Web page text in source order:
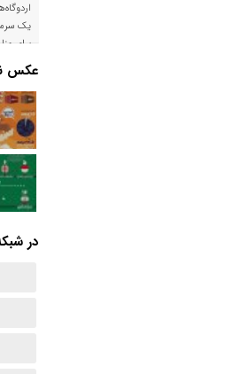
یک
برای
است
عکس
در